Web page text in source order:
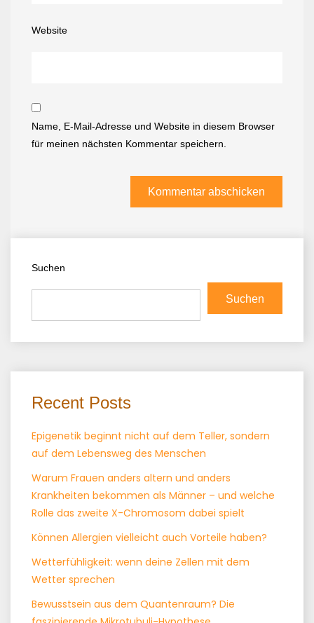
Website
Name, E-Mail-Adresse und Website in diesem Browser
für meinen nächsten Kommentar speichern.
Suchen
Suchen
Recent Posts
Epigenetik beginnt nicht auf dem Teller, sondern
auf dem Lebensweg des Menschen
Warum Frauen anders altern und anders
Krankheiten bekommen als Männer – und welche
Rolle das zweite X-Chromosom dabei spielt
Können Allergien vielleicht auch Vorteile haben?
Wetterfühligkeit: wenn deine Zellen mit dem
Wetter sprechen
Bewusstsein aus dem Quantenraum? Die